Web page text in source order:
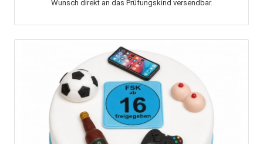
Wunsch direkt an das Prüfungskind versendbar.